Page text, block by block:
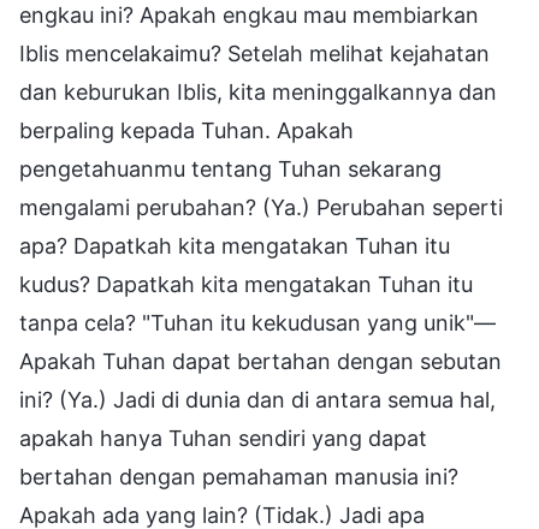
engkau ini? Apakah engkau mau membiarkan
Iblis mencelakaimu? Setelah melihat kejahatan
dan keburukan Iblis, kita meninggalkannya dan
berpaling kepada Tuhan. Apakah
pengetahuanmu tentang Tuhan sekarang
mengalami perubahan? (Ya.) Perubahan seperti
apa? Dapatkah kita mengatakan Tuhan itu
kudus? Dapatkah kita mengatakan Tuhan itu
tanpa cela? "Tuhan itu kekudusan yang unik"—
Apakah Tuhan dapat bertahan dengan sebutan
ini? (Ya.) Jadi di dunia dan di antara semua hal,
apakah hanya Tuhan sendiri yang dapat
bertahan dengan pemahaman manusia ini?
Apakah ada yang lain? (Tidak.) Jadi apa